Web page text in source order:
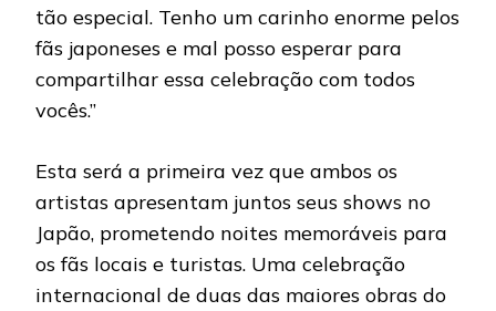
tão especial. Tenho um carinho enorme pelos
fãs japoneses e mal posso esperar para
compartilhar essa celebração com todos
vocês.”
Esta será a primeira vez que ambos os
artistas apresentam juntos seus shows no
Japão, prometendo noites memoráveis para
os fãs locais e turistas. Uma celebração
internacional de duas das maiores obras do